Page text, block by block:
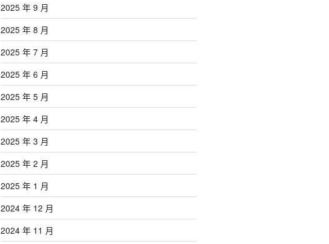
2025 年 9 月
2025 年 8 月
2025 年 7 月
2025 年 6 月
2025 年 5 月
2025 年 4 月
2025 年 3 月
2025 年 2 月
2025 年 1 月
2024 年 12 月
2024 年 11 月